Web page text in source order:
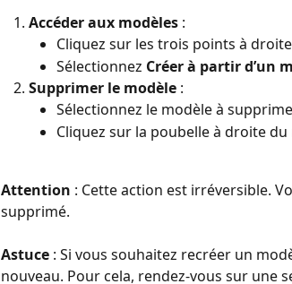
Accéder aux modèles :
Cliquez sur les trois points à
Sélectionnez Créer à partir d’un
Supprimer le modèle :
Sélectionnez le modèle à
Cliquez sur la poubelle à droite
Attention : Cette action est irréversible.
supprimé.
Astuce : Si vous souhaitez recréer un
nouveau. Pour cela, rendez-vous sur une